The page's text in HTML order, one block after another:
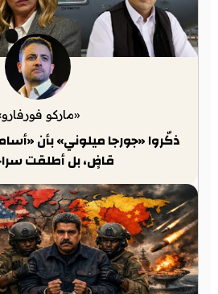
«ماركو
ذكّروا «جورجا ميلوني» بأن
قاضٍ، بل أطلقت